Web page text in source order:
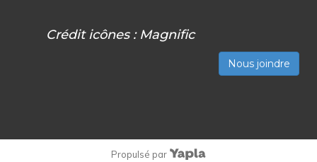
Crédit icônes : Magnific
Nous joindre
Propulsé par